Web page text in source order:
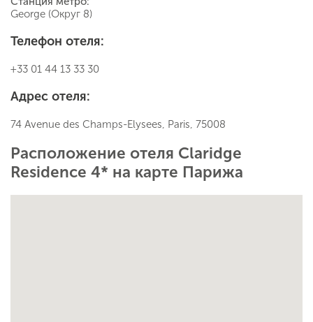
George (Округ 8)
Телефон отеля:
+33 01 44 13 33 30
Адрес отеля:
74 Avenue des Champs-Elysees, Paris, 75008
Расположение отеля Claridge
Residence 4* на карте Парижа